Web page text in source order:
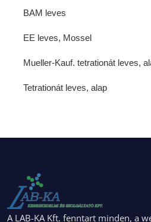
BAM leves
EE leves, Mossel
Mueller-Kauf. tetrationát leves,
Tetrationát leves, alap
A LAB-KA Kft. fenntart minden, a